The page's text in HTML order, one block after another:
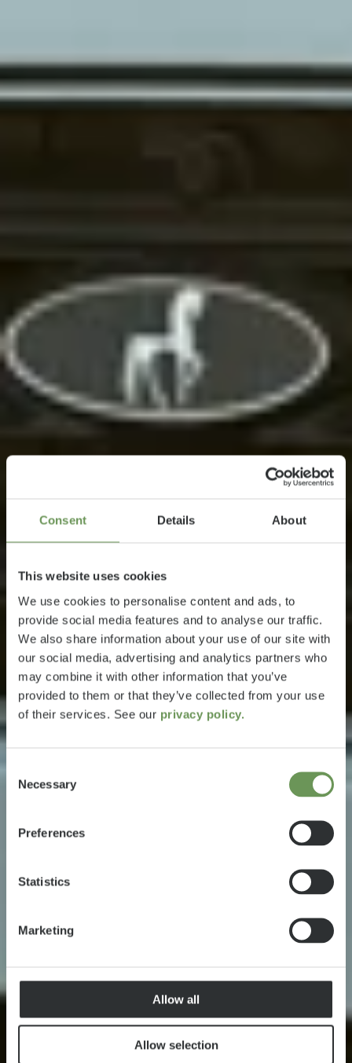
Consent Details About
This website uses cookies
We use cookies to personalise content and ads, to
provide social media features and to analyse our traffic.
We also share information about your use of our site with
our social media, advertising and analytics partners who
may combine it with other information that you’ve
provided to them or that they’ve collected from your use
of their services. See our privacy policy.
Selection
Necessary
Preferences
Statistics
Marketing
Allow all
Allow selection